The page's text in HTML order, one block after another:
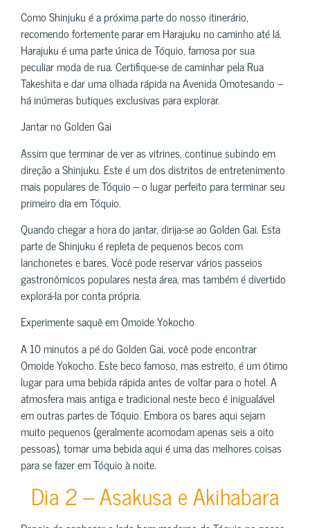
Como Shinjuku é a próxima parte do nosso itinerário,
recomendo fortemente parar em Harajuku no caminho até lá.
Harajuku é uma parte única de Tóquio, famosa por sua
peculiar moda de rua. Certifique-se de caminhar pela Rua
Takeshita e dar uma olhada rápida na Avenida Omotesando –
há inúmeras butiques exclusivas para explorar.
Jantar no Golden Gai
Assim que terminar de ver as vitrines, continue subindo em
direção a Shinjuku. Este é um dos distritos de entretenimento
mais populares de Tóquio – o lugar perfeito para terminar seu
primeiro dia em Tóquio.
Quando chegar a hora do jantar, dirija-se ao Golden Gai. Esta
parte de Shinjuku é repleta de pequenos becos com
lanchonetes e bares. Você pode reservar vários passeios
gastronômicos populares nesta área, mas também é divertido
explorá-la por conta própria.
Experimente saquê em Omoide Yokocho
A 10 minutos a pé do Golden Gai, você pode encontrar
Omoide Yokocho. Este beco famoso, mas estreito, é um ótimo
lugar para uma bebida rápida antes de voltar para o hotel. A
atmosfera mais antiga e tradicional neste beco é inigualável
em outras partes de Tóquio. Embora os bares aqui sejam
muito pequenos (geralmente acomodam apenas seis a oito
pessoas), tomar uma bebida aqui é uma das melhores coisas
para se fazer em Tóquio à noite.
Dia 2 – Asakusa e Akihabara